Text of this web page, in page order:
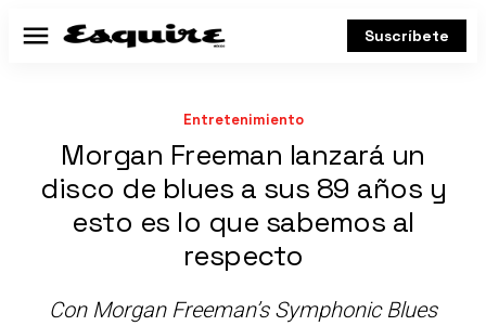
Menú Suscríbete
Entretenimiento
Morgan Freeman lanzará un
disco de blues a sus 89 años y
esto es lo que sabemos al
respecto
Con Morgan Freeman’s Symphonic Blues